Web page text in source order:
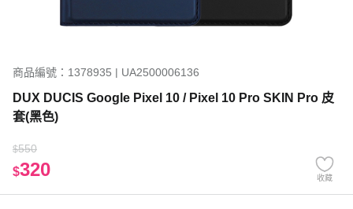
商品編號：1378935 | UA2500006136
DUX DUCIS Google Pixel 10 / Pixel 10 Pro SKIN Pro 皮
套(黑色)
$550
$320 收藏